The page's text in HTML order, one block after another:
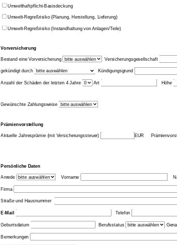
Umwelthaftpflicht-Basisdeckung
Umwelt-Regreßrisiko (Planung, Herstellung, Lieferung)
Umwelt-Regreßrisiko (Instandhaltung von Anlagen/Teile)
Vorversicherung
Bestand eine Vorversicherung Versicherungsgesellschaft
gekündigt durch Kündigungsgrund
Anzahl der Schäden der letzten 4 Jahre Art Höhe
Gewünschte Zahlungsweise
Prämienvorstellung
Aktuelle Jahresprämie (mit Versicherungssteuer) EUR
Persönliche Daten
Anrede Vorname
Firma
Straße und Hausnummer
E-Mail Telefon
Geburtsdatum Berufsstatus
Bemerkungen